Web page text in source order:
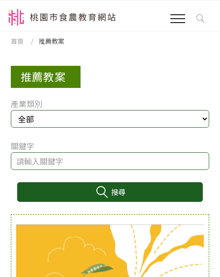
首頁 推薦教案
推薦教案
產業類別
關鍵字
搜尋